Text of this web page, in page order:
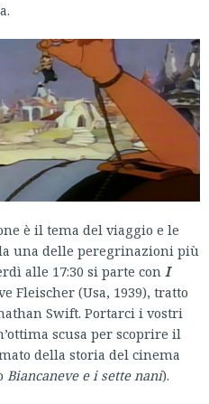
è il tema del viaggio e le
una delle peregrinazioni più
alle 17:30 si parte con I
Fleischer (Usa, 1939), tratto
Swift. Portarci i vostri
scusa per scoprire il
della storia del cinema
Biancaneve e i sette nani).